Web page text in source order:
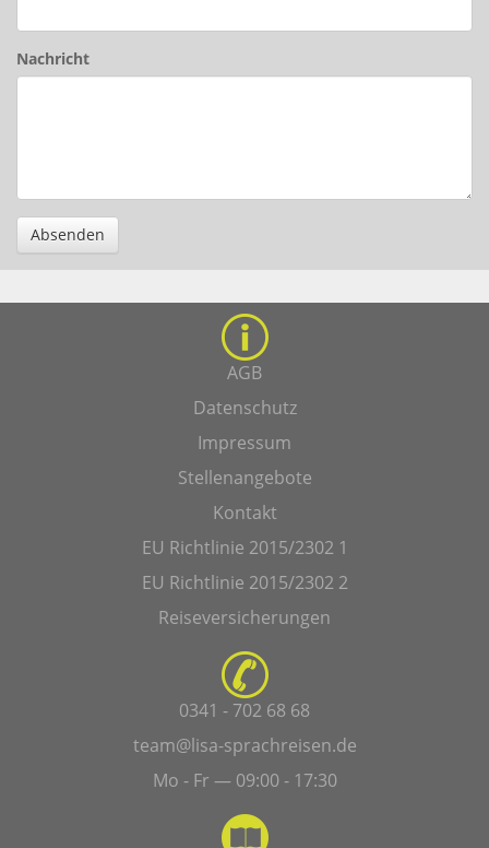
Nachricht
Absenden
AGB
Datenschutz
Impressum
Stellenangebote
Kontakt
EU Richtlinie 2015/2302 1
EU Richtlinie 2015/2302 2
Reiseversicherungen
0341 - 702 68 68
team@lisa-sprachreisen.de
Mo - Fr — 09:00 - 17:30